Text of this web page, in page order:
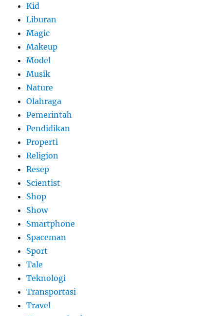
Kid
Liburan
Magic
Makeup
Model
Musik
Nature
Olahraga
Pemerintah
Pendidikan
Properti
Religion
Resep
Scientist
Shop
Show
Smartphone
Spaceman
Sport
Tale
Teknologi
Transportasi
Travel